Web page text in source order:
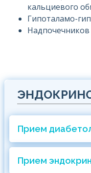
кальциевого
Гипоталамо-
Прием
Прием